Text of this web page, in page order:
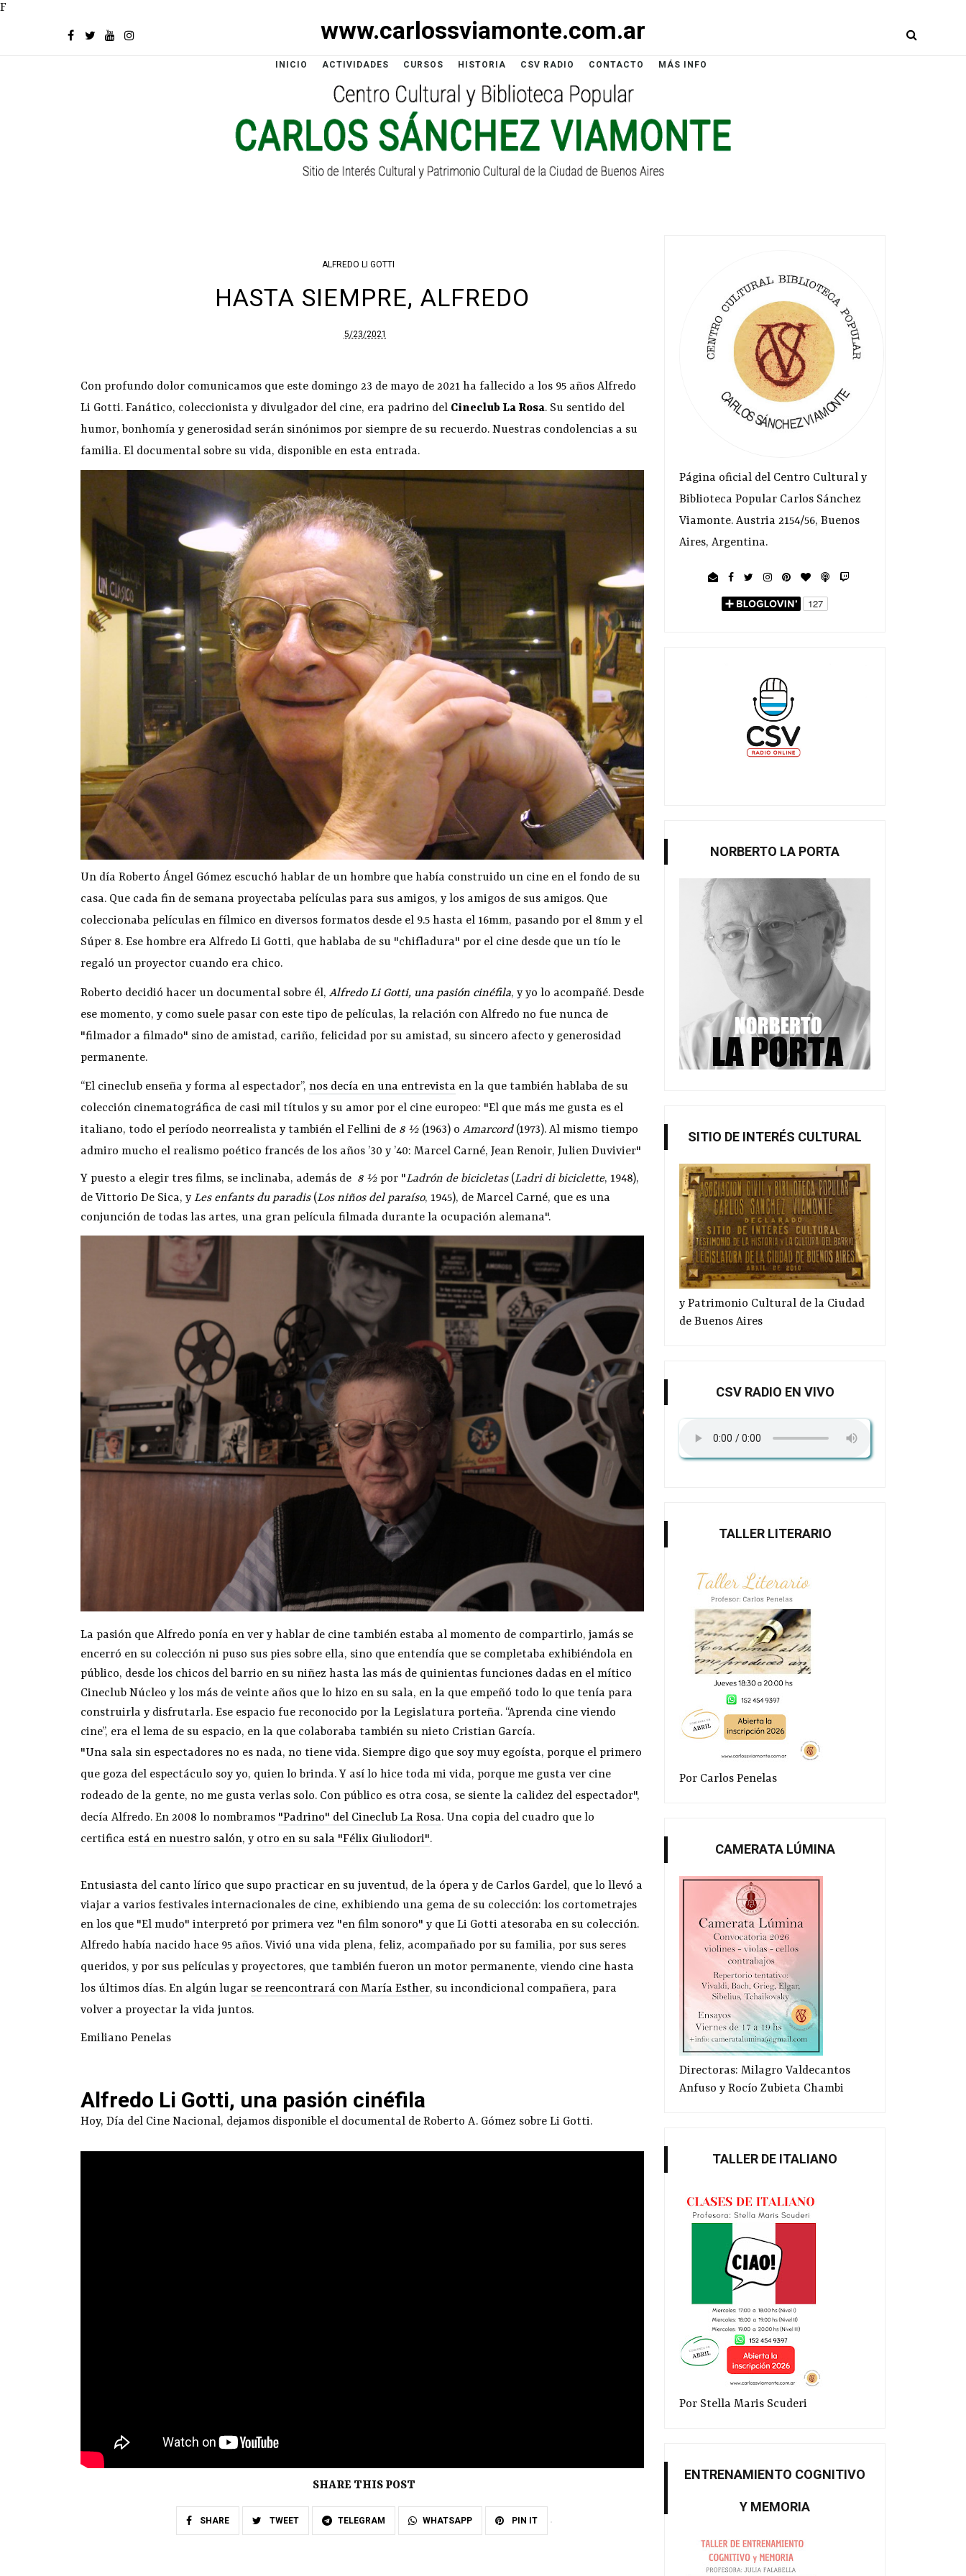
F
www.carlossviamonte.com.ar
INICIO ACTIVIDADES CURSOS HISTORIA CSV RADIO CONTACTO MÁS INFO
ALFREDO LI GOTTI
HASTA SIEMPRE, ALFREDO
5/23/2021
Con profundo dolor comunicamos que este domingo 23 de mayo de 2021 ha fallecido a los 95 años Alfredo
Li Gotti. Fanático, coleccionista y divulgador del cine, era padrino del Cineclub La Rosa. Su sentido del
humor, bonhomía y generosidad serán sinónimos por siempre de su recuerdo. Nuestras condolencias a su
familia. El documental sobre su vida, disponible en esta entrada.
Un día Roberto Ángel Gómez escuchó hablar de un hombre que había construido un cine en el fondo de su
casa. Que cada fin de semana proyectaba películas para sus amigos, y los amigos de sus amigos. Que
coleccionaba películas en fílmico en diversos formatos desde el 9.5 hasta el 16mm, pasando por el 8mm y el
Súper 8. Ese hombre era Alfredo Li Gotti, que hablaba de su "chifladura" por el cine desde que un tío le
regaló un proyector cuando era chico.
Roberto decidió hacer un documental sobre él, Alfredo Li Gotti, una pasión cinéfila, y yo lo acompañé. Desde
ese momento, y como suele pasar con este tipo de películas, la relación con Alfredo no fue nunca de
"filmador a filmado" sino de amistad, cariño, felicidad por su amistad, su sincero afecto y generosidad
permanente.
“El cineclub enseña y forma al espectador”, nos decía en una entrevista en la que también hablaba de su
colección cinematográfica de casi mil títulos y su amor por el cine europeo: "El que más me gusta es el
italiano, todo el período neorrealista y también el Fellini de 8 ½ (1963) o Amarcord (1973). Al mismo tiempo
admiro mucho el realismo poético francés de los años ’30 y ’40: Marcel Carné, Jean Renoir, Julien Duvivier"
Y puesto a elegir tres films, se inclinaba, además de 8 ½ por "Ladrón de bicicletas(Ladri di biciclette, 1948),
de Vittorio De Sica, y Les enfants du paradis (Los niños del paraíso, 1945), de Marcel Carné, que es una
conjunción de todas las artes, una gran película filmada durante la ocupación alemana".
La pasión que Alfredo ponía en ver y hablar de cine también estaba al momento de compartirlo, jamás se
encerró en su colección ni puso sus pies sobre ella, sino que entendía que se completaba exhibiéndola en
público, desde los chicos del barrio en su niñez hasta las más de quinientas funciones dadas en el mítico
Cineclub Núcleo y los más de veinte años que lo hizo en su sala, en la que empeñó todo lo que tenía para
construirla y disfrutarla. Ese espacio fue reconocido por la Legislatura porteña. “Aprenda cine viendo
cine”, era el lema de su espacio, en la que colaboraba también su nieto Cristian García.
"Una sala sin espectadores no es nada, no tiene vida. Siempre digo que soy muy egoísta, porque el primero
que goza del espectáculo soy yo, quien lo brinda. Y así lo hice toda mi vida, porque me gusta ver cine
rodeado de la gente, no me gusta verlas solo. Con público es otra cosa, se siente la calidez del espectador",
decía Alfredo. En 2008 lo nombramos "Padrino" del Cineclub La Rosa. Una copia del cuadro que lo
certifica está en nuestro salón, y otro en su sala "Félix Giuliodori".
Entusiasta del canto lírico que supo practicar en su juventud, de la ópera y de Carlos Gardel, que lo llevó a
viajar a varios festivales internacionales de cine, exhibiendo una gema de su colección: los cortometrajes
en los que "El mudo" interpretó por primera vez "en film sonoro" y que Li Gotti atesoraba en su colección.
Alfredo había nacido hace 95 años. Vivió una vida plena, feliz, acompañado por su familia, por sus seres
queridos, y por sus películas y proyectores, que también fueron un motor permanente, viendo cine hasta
los últimos días. En algún lugar se reencontrará con María Esther, su incondicional compañera, para
volver a proyectar la vida juntos.
Emiliano Penelas
Alfredo Li Gotti, una pasión cinéfila
Hoy, Día del Cine Nacional, dejamos disponible el documental de Roberto A. Gómez sobre Li Gotti.
SHARE THIS POST
SHARE TWEET TELEGRAM WHATSAPP PIN IT
Página oficial del Centro Cultural y
Biblioteca Popular Carlos Sánchez
Viamonte. Austria 2154/56, Buenos
Aires, Argentina.
NORBERTO LA PORTA
SITIO DE INTERÉS CULTURAL
y Patrimonio Cultural de la Ciudad
de Buenos Aires
CSV RADIO EN VIVO
TALLER LITERARIO
Por Carlos Penelas
CAMERATA LÚMINA
Directoras: Milagro Valdecantos
Anfuso y Rocío Zubieta Chambi
TALLER DE ITALIANO
Por Stella Maris Scuderi
ENTRENAMIENTO COGNITIVO
Y MEMORIA